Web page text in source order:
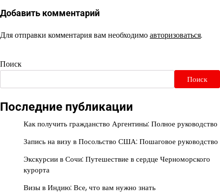
Добавить комментарий
Для отправки комментария вам необходимоавторизоваться.
Поиск
Поиск
Последние публикации
Как получить гражданство Аргентины: Полное руководство
Запись на визу в Посольство США: Пошаговое руководство
Экскурсии в Сочи: Путешествие в сердце Черноморского
курорта
Визы в Индию: Все, что вам нужно знать